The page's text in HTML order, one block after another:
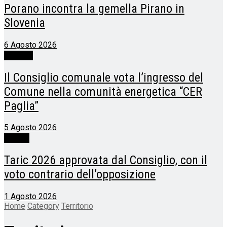
Porano incontra la gemella Pirano in
Slovenia
6 Agosto 2026
Il Consiglio comunale vota l’ingresso del
Comune nella comunità energetica “CER
Paglia”
5 Agosto 2026
Taric 2026 approvata dal Consiglio, con il
voto contrario dell’opposizione
1 Agosto 2026
Home Category Territorio